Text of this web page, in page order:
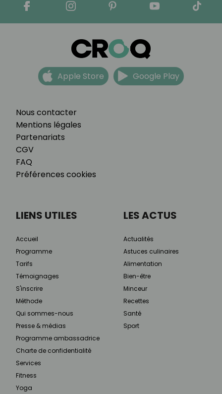
Nous contacter
Mentions légales
Partenariats
CGV
FAQ
Préférences cookies
Apple Store Google Play
LIENS UTILES
Accueil
Programme
Tarifs
Témoignages
S'inscrire
Méthode
Qui sommes-nous
Presse & médias
Programme ambassadrice
Charte de confidentialité
Services
Fitness
Yoga
LES ACTUS
Actualités
Astuces culinaires
Alimentation
Bien-être
Minceur
Recettes
Santé
Sport